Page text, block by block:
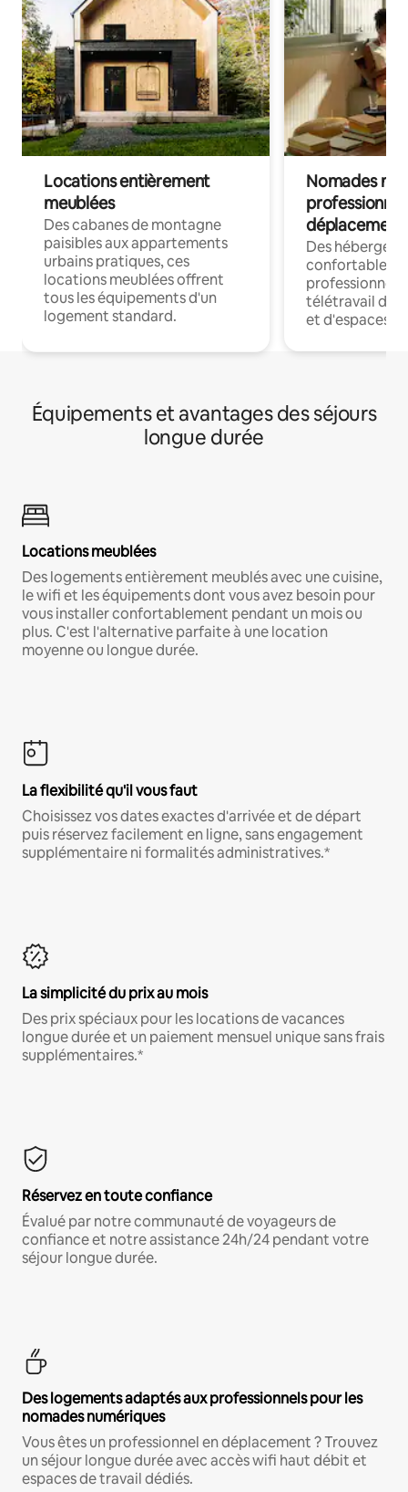
Locations entièrement
meublées
Des cabanes de montagne
paisibles aux appartements
urbains pratiques, ces
locations meublées offrent
tous les équipements d'un
logement standard.
Nomades
déplacement
Des
confortables
professionnels
télétravail
et d'espaces
Équipements et avantages des séjours
longue durée
Locations meublées
Des logements entièrement meublés avec une cuisine,
le wifi et les équipements dont vous avez besoin pour
vous installer confortablement pendant un mois ou
plus. C'est l'alternative parfaite à une location
moyenne ou longue durée.
La flexibilité qu'il vous faut
Choisissez vos dates exactes d'arrivée et de départ
puis réservez facilement en ligne, sans engagement
supplémentaire ni formalités administratives.*
La simplicité du prix au mois
Des prix spéciaux pour les locations de vacances
longue durée et un paiement mensuel unique sans frais
supplémentaires.*
Réservez en toute confiance
Évalué par notre communauté de voyageurs de
confiance et notre assistance 24h/24 pendant votre
séjour longue durée.
Des logements adaptés aux professionnels pour les
nomades numériques
Vous êtes un professionnel en déplacement ? Trouvez
un séjour longue durée avec accès wifi haut débit et
espaces de travail dédiés.